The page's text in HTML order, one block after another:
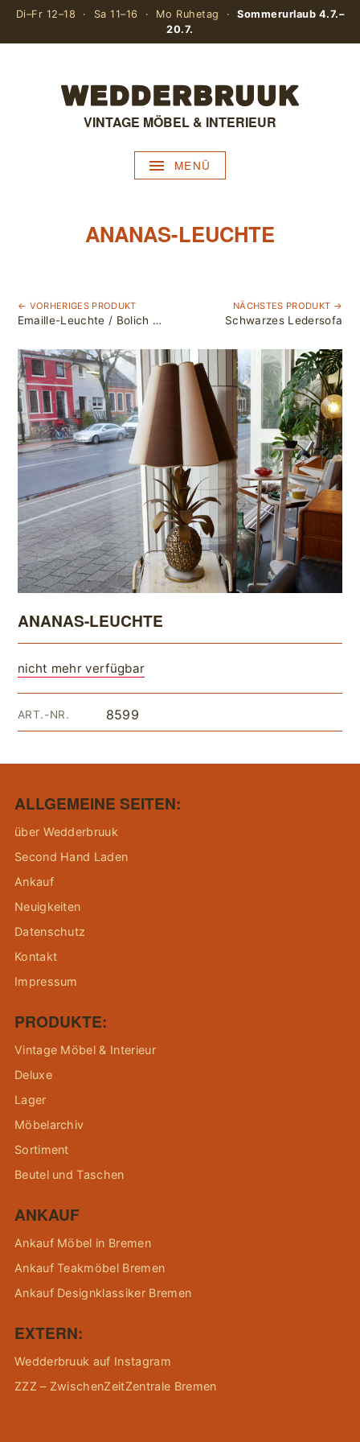
Di–Fr 12–18 · Sa 11–16 · Mo Ruhetag ·Sommerurlaub 4.7.–
20.7.
VINTAGE MÖBEL & INTERIEUR
MENÜ
ANANAS-LEUCHTE
← VORHERIGES PRODUKT
Emaille-Leuchte / Bolich Modell Bielefeld
NÄCHSTES PRODUKT →
Schwarzes Ledersofa
ANANAS-LEUCHTE
nicht mehr verfügbar
ART.-NR. 8599
ALLGEMEINE SEITEN:
über Wedderbruuk
Second Hand Laden
Ankauf
Neuigkeiten
Datenschutz
Kontakt
Impressum
PRODUKTE:
Vintage Möbel & Interieur
Deluxe
Lager
Möbelarchiv
Sortiment
Beutel und Taschen
ANKAUF
Ankauf Möbel in Bremen
Ankauf Teakmöbel Bremen
Ankauf Designklassiker Bremen
EXTERN:
Wedderbruuk auf Instagram
ZZZ – ZwischenZeitZentrale Bremen